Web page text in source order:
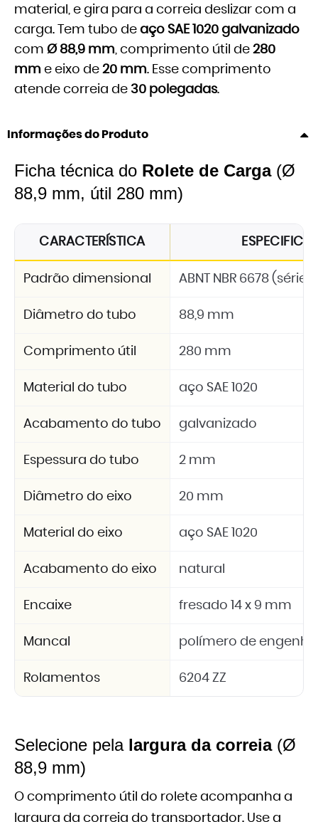
material, e gira para a correia deslizar com a
carga. Tem tubo de aço SAE 1020 galvanizado
com Ø 88,9 mm, comprimento útil de 280
mm e eixo de 20 mm. Esse comprimento
atende correia de 30 polegadas.
Informações do Produto
Ficha técnica do Rolete de Carga(Ø
88,9 mm, útil 280 mm)
CARACTERÍSTICA
Padrão dimensional ABNT NBR 6678 (série
Diâmetro do tubo 88,9 mm
Comprimento útil 280 mm
Material do tubo aço SAE 1020
Acabamento do tubo galvanizado
Espessura do tubo 2 mm
Diâmetro do eixo 20 mm
Material do eixo aço SAE 1020
Acabamento do eixo natural
Encaixe fresado 14 x 9 mm
Mancal polímero de
Rolamentos 6204 ZZ
Selecione pela largura da correia(Ø
88,9 mm)
O comprimento útil do rolete acompanha a
largura da correia do transportador. Use a